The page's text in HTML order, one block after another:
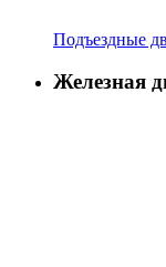
Подъездные
Железная